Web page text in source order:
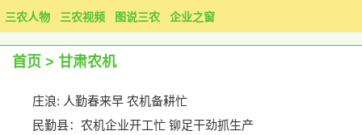
三农人物
三农视频 图说三农 企业之窗
首页 > 甘肃农机
庄浪: 人勤春来早 农机备耕忙
民勤县：农机企业开工忙 铆足干劲抓生产